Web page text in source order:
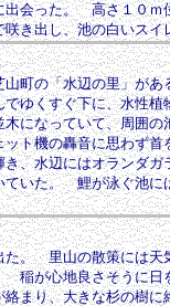
出会った。 高さ１０ｍ
き出し、池の白いス
町の「水辺の里」が
ゆくすぐ下に、水性
になっていて、周囲
ト機の轟音に思わず首
、水辺にはオランダ
ていた。 鯉が泳ぐ池に
。 里山の散策には天
稲が心地良さそうに
まり、大きな杉の樹